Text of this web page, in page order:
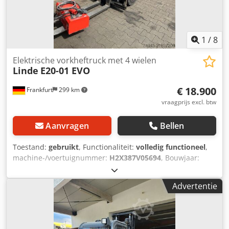
1 /8
Frankfurt 299 km
Elektrische vorkheftruck met 4 wielen
Linde E20-01 EVO
€ 18.900
vraagprijs excl. btw
Aanvragen Bellen
Toestand: gebruikt, Functionaliteit: volledig functioneel,
machine-/voertuignummer: H2X387V05694, Bouwjaar:
, draagvermogen:
hefhoogte:4.760 mm, vrije hefhoogte:1.500 mm,
brandstoftype:elektrisch , masttype: triplex
, bouwhoogte:
, vorklengte:1.600 mm , leeggewicht:
aandrijftype:Elektro, Elektrische 4-wiel heftruck
Chassisnummer: H2X387V05694 Lastzwaartepunt: 500 ISO
Advertentie